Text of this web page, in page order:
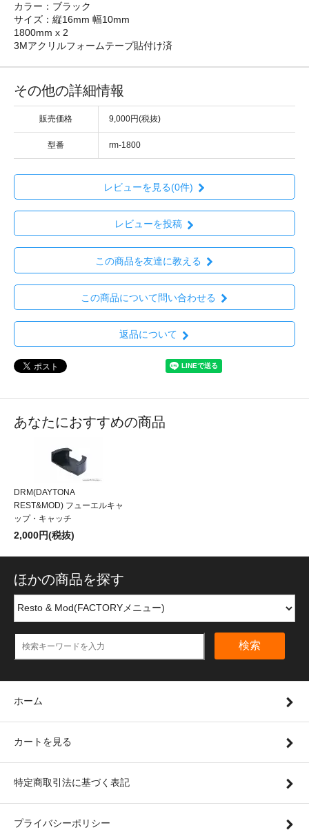
カラー：ブラック
サイズ：縦16mm 幅10mm
1800mm x 2
3Mアクリルフォームテープ貼付け済
その他の詳細情報
販売価格 9,000円(税抜)
型番 rm-1800
レビューを見る(0件)
レビューを投稿
この商品を友達に教える
この商品について問い合わせる
返品について
あなたにおすすめの商品
DRM(DAYTONA
REST&MOD) フューエルキャ
ップ・キャッチ
2,000円(税抜)
ほかの商品を探す
検索
ホーム
カートを見る
特定商取引法に基づく表記
プライバシーポリシー